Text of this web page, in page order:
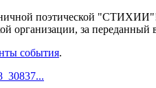
поэтической
организации, за
события.